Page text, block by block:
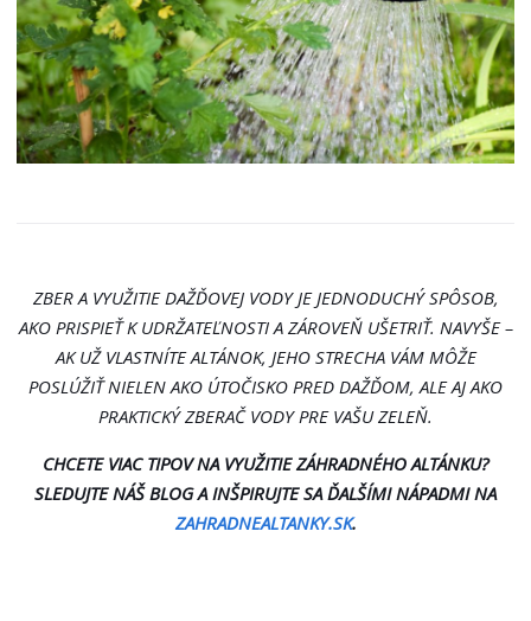
ZBER A VYUŽITIE DAŽĎOVEJ VODY JE JEDNODUCHÝ SPÔSOB,
AKO PRISPIEŤ K UDRŽATEĽNOSTI A ZÁROVEŇ UŠETRIŤ. NAVYŠE –
AK UŽ VLASTNÍTE ALTÁNOK, JEHO STRECHA VÁM MÔŽE
POSLÚŽIŤ NIELEN AKO ÚTOČISKO PRED DAŽĎOM, ALE AJ AKO
PRAKTICKÝ ZBERAČ VODY PRE VAŠU ZELEŇ.
CHCETE VIAC TIPOV NA VYUŽITIE ZÁHRADNÉHO ALTÁNKU?
SLEDUJTE NÁŠ BLOG A INŠPIRUJTE SA ĎALŠÍMI NÁPADMI NA
ZAHRADNEALTANKY.SK.